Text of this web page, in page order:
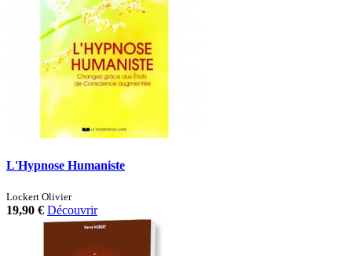
L'Hypnose Humaniste
Lockert Olivier
19,90 € Découvrir